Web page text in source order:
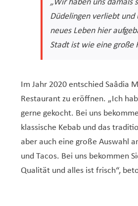
„Wir haben uns damals
Düdelingen verliebt und
neues Leben hier
Stadt ist wie eine große
Im Jahr 2020 entschied Saâdia
Restaurant zu eröffnen. „Ich
gerne gekocht. Bei uns
klassische Kebab und das
aber auch eine große Auswahl
und Tacos. Bei uns bekommen
Qualität und alles ist frisch“,